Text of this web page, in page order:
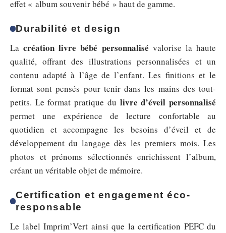
effet « album souvenir bébé » haut de gamme.
Durabilité et design
Lacréation livre bébé personnalisé valorise la haute
qualité, offrant des illustrations personnalisées et un
contenu adapté à l’âge de l’enfant. Les finitions et le
format sont pensés pour tenir dans les mains des tout-
petits. Le format pratique du livre d’éveil personnalisé
permet une expérience de lecture confortable au
quotidien et accompagne les besoins d’éveil et de
développement du langage dès les premiers mois. Les
photos et prénoms sélectionnés enrichissent l’album,
créant un véritable objet de mémoire.
Certification et engagement éco-
responsable
Le label Imprim’Vert ainsi que la certification PEFC du